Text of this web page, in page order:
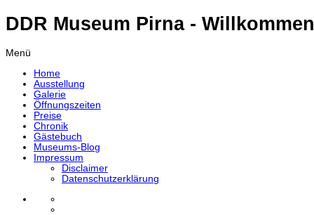
DDR Museum Pirna -
Menü
Home
Ausstellung
Galerie
Öffnungszeiten
Preise
Chronik
Gästebuch
Museums-Blog
Impressum
Disclaimer
Datenschutzerklärung